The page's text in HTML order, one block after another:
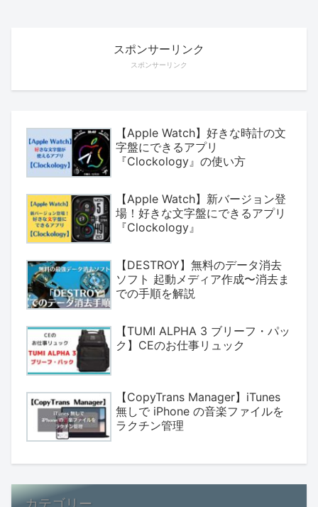
スポンサーリンク
スポンサーリンク
【Apple Watch】好きな時計の文
字盤にできるアプリ
『Clockology』の使い方
【Apple Watch】新バージョン登
場！好きな文字盤にできるアプリ
『Clockology』
【DESTROY】無料のデータ消去
ソフト 起動メディア作成〜消去ま
での手順を解説
【TUMI ALPHA 3 ブリーフ・パッ
ク】CEのお仕事リュック
【CopyTrans Manager】iTunes
無しで iPhone の音楽ファイルを
ラクチン管理
カテゴリー